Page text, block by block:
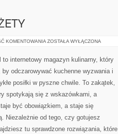
KOMENTOWANIA SPRZĘT
ZOSTAŁA WYŁĄCZONA
to internetowy magazyn kulinarny, który
by odczarowywać kuchenne wyzwania i
posiłki w pyszne chwile. To zakątek,
spotykają się z wskazówkami, a
być obowiązkiem, a staje się
Niezależnie od tego, czy gotujesz
tu sprawdzone rozwiązania, które